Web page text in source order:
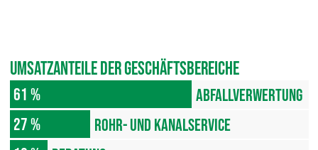
Umsatzanteile der Geschäftsbereiche
61 %
Abfallverwertung
27%
Rohr- und Kanalservice